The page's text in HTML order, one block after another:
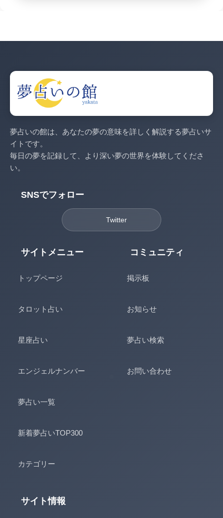
夢占いの館は、あなたの夢の意味を詳しく解説する夢占いサ
イトです。
毎日の夢を記録して、より深い夢の世界を体験してくださ
い。
SNSでフォロー
Twitter
サイトメニュー
トップページ
タロット占い
星座占い
エンジェルナンバー
夢占い一覧
新着夢占いTOP300
カテゴリー
コミュニティ
掲示板
お知らせ
夢占い検索
お問い合わせ
サイト情報